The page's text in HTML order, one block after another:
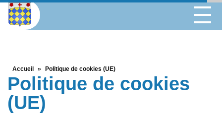
Accueil » Politique de cookies (UE)
Politique de cookies
(UE)